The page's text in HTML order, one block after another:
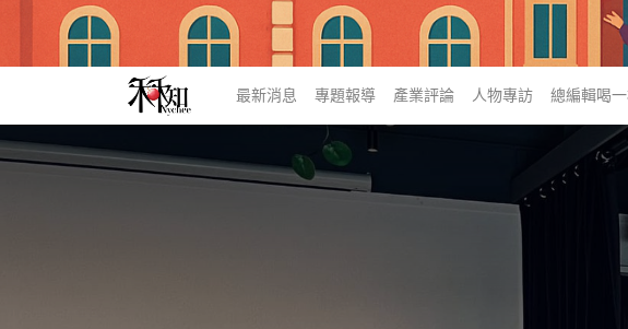
最新消息 專題報導 產業評論 人物專訪 總編輯喝